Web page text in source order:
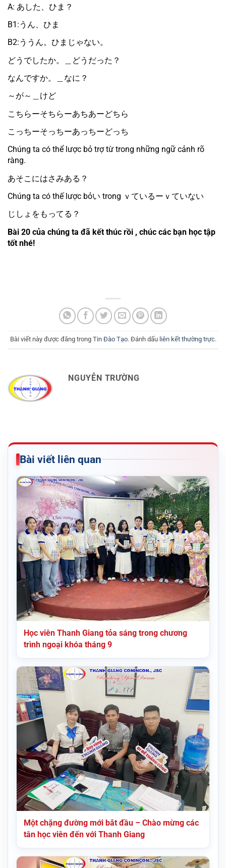
A: あした、ひま？
B1:うん、ひま
B2:ううん。ひまじゃない。
どうでしたか。＿どうだった？
なんですか。＿なに？
～が～＿けど
こちらーそちらーあちあーどちら
こっちーそっちーあっちーどっち
Chúng ta có thể lược bỏ trợ từ trong những ngữ cảnh rõ
ràng.
あそこにはさみある？
Chúng ta có thế lược bỏい trong ｖているーｖていない
じしょをもってる？
Bài 20 của chúng ta đã kết thúc rồi , chúc các bạn học tập
tốt nhé!
Bài viết này được đăng trong Tin Đào Tạo. Đánh dấu liên kết thường trực.
NGUYỄN TRƯỜNG
Bài viết liên quan
Học viên Thanh Giang tỏa sáng trong chương
trình ngoại khóa tháng 9
Một chặng đường mới bắt đầu – Chào mừng các
tân học viên đến với Thanh Giang